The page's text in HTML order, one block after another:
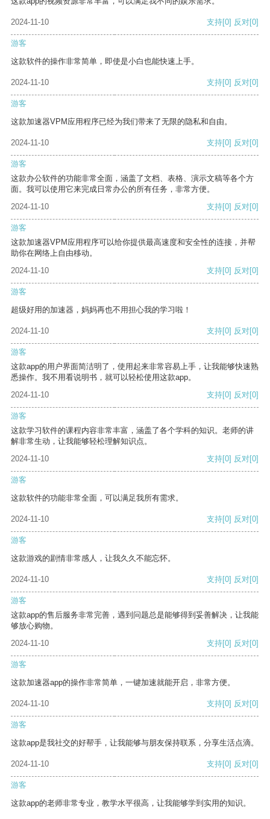
2024-11-10 支持[0] 反对[0]
游客
这款软件的操作非常简单，即使是小白也能快速上手。
2024-11-10 支持[0] 反对[0]
游客
这款加速器VPM应用程序已经为我们带来了无限的隐私和自由。
2024-11-10 支持[0] 反对[0]
游客
这款办公软件的功能非常全面，涵盖了文档、表格、演示文稿等各个方
面。我可以使用它来完成日常办公的所有任务，非常方便。
2024-11-10
支持[0] 反对[0]
游客
这款加速器VPM应用程序可以给你提供最高速度和安全性的连接，并帮
助你在网络上自由移动。
2024-11-10
支持[0] 反对[0]
游客
超级好用的加速器，妈妈再也不用担心我的学习啦！
2024-11-10 支持[0] 反对[0]
游客
这款app的用户界面简洁明了，使用起来非常容易上手，让我能够快速熟
悉操作。我不用看说明书，就可以轻松使用这款app。
2024-11-10
支持[0] 反对[0]
游客
这款学习软件的课程内容非常丰富，涵盖了各个学科的知识。老师的讲
解非常生动，让我能够轻松理解知识点。
2024-11-10
支持[0] 反对[0]
游客
这款软件的功能非常全面，可以满足我所有需求。
2024-11-10 支持[0] 反对[0]
游客
这款游戏的剧情非常感人，让我久久不能忘怀。
2024-11-10 支持[0] 反对[0]
游客
这款app的售后服务非常完善，遇到问题总是能够得到妥善解决，让我能
够放心购物。
2024-11-10
支持[0] 反对[0]
游客
这款加速器app的操作非常简单，一键加速就能开启，非常方便。
2024-11-10 支持[0] 反对[0]
游客
这款app是我社交的好帮手，让我能够与朋友保持联系，分享生活点滴。
2024-11-10 支持[0] 反对[0]
游客
这款app的老师非常专业，教学水平很高，让我能够学到实用的知识。